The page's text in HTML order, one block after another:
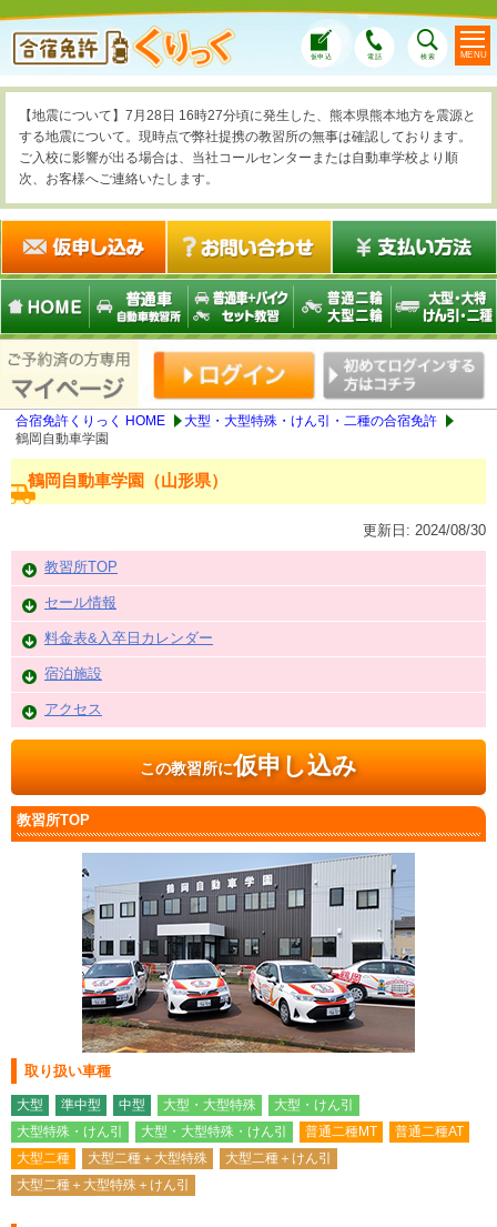
仮申込 電話 検索
【地震について】7月28日 16時27分頃に発生した、熊本県熊本地方を震源と
する地震について。現時点で弊社提携の教習所の無事は確認しております。
ご入校に影響が出る場合は、当社コールセンターまたは自動車学校より順
次、お客様へご連絡いたします。
MENU
合宿免許くりっく HOME
大型・大型特殊・けん引・二種の合宿免許
鶴岡自動車学園
鶴岡自動車学園（山形県）
更新日: 2024/08/30
教習所TOP
セール情報
料金表&入卒日カレンダー
宿泊施設
アクセス
この教習所に仮申し込み
教習所TOP
取り扱い車種
大型 準中型 中型 大型・大型特殊
大型・けん引
大型特殊・けん引
大型・大型特殊・けん引 普通二種MT
普通二種AT
大型二種
大型二種＋大型特殊
大型二種＋けん引
大型二種＋大型特殊＋けん引